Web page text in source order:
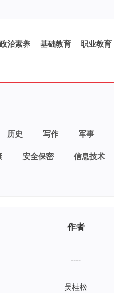
政治素养 基础教育 职业教育
历史 写作 军事
安全保密 信息技术
作者
----
吴桂松